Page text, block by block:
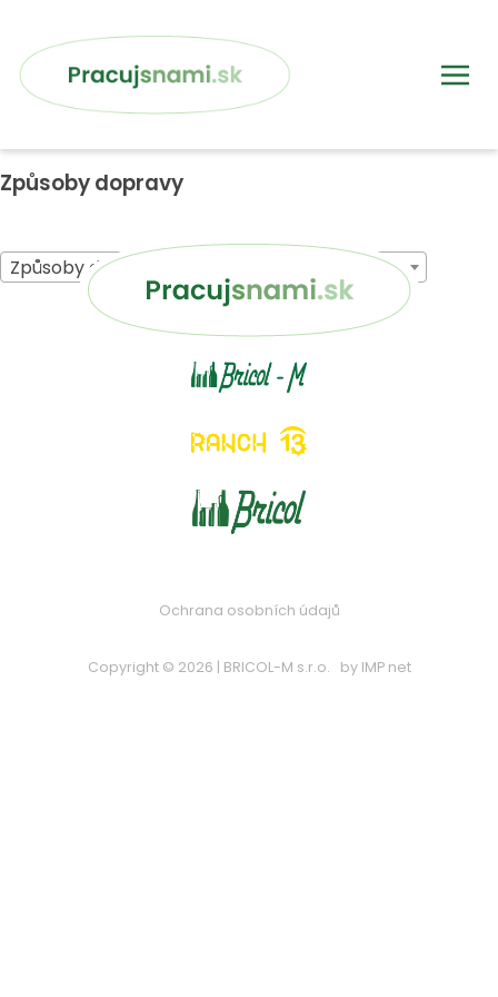
Způsoby dopravy
Způsoby dopravy
Ochrana osobních údajů
Copyright © 2026 | BRICOL-M s.r.o. by IMP net